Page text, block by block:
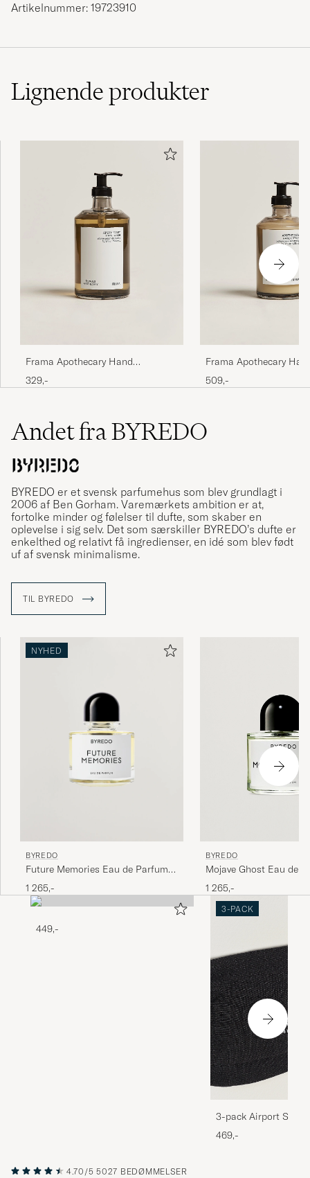
Artikelnummer: 19723910
Lignendeprodukter
Frama Apothecary Hand
Wash 500ml
329,-
Frama Apothecary
375ml
509,-
Andet fra BYREDO
BYREDO er et svensk parfumehus som blev grundlagt i
2006 af Ben Gorham. Varemærkets ambition er at,
fortolke minder og følelser til dufte, som skaber en
oplevelse i sig selv. Det som særskiller BYREDO’s dufte er
enkelthed og relativt få ingredienser, en idé som blev født
uf af svensk minimalisme.
TIL BYREDO
NYHED
BYREDO
Future Memories Eau de Parfum
50ml
1 265,-
BYREDO
Mojave Ghost Eau de
50ml
1 265,-
449,-
3-PACK
3-pack Airport
Melange
469,-
4.70/5 5027 BEDØMMELSER